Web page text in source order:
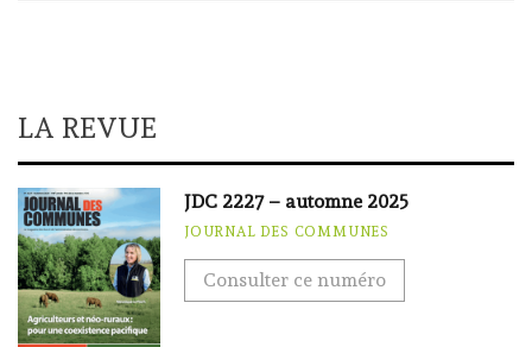
LA REVUE
JDC 2227 – automne 2025
JOURNAL DES COMMUNES
Consulter ce numéro